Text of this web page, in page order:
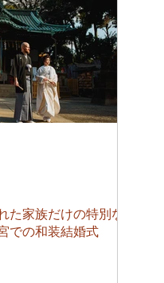
た家族だけの特別な
での和装結婚式